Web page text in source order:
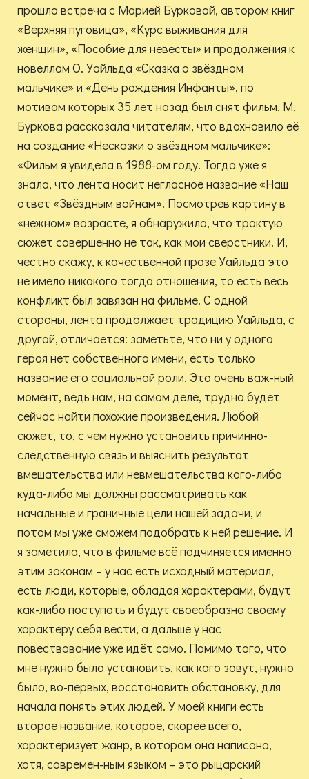
прошла встреча с Марией Бурковой, автором книг
«Верхняя пуговица», «Курс выживания для
женщин», «Пособие для невесты» и продолжения к
новеллам О. Уайльда «Сказка о звёздном
мальчике» и «День рождения Инфанты», по
мотивам которых 35 лет назад был снят фильм. М.
Буркова рассказала читателям, что вдохновило её
на создание «Несказки о звёздном мальчике»:
«Фильм я увидела в 1988-ом году. Тогда уже я
знала, что лента носит негласное название «Наш
ответ «Звёздным войнам». Посмотрев картину в
«нежном» возрасте, я обнаружила, что трактую
сюжет совершенно не так, как мои сверстники. И,
честно скажу, к качественной прозе Уайльда это
не имело никакого тогда отношения, то есть весь
конфликт был завязан на фильме. С одной
стороны, лента продолжает традицию Уайльда, с
другой, отличается: заметьте, что ни у одного
героя нет собственного имени, есть только
название его социальной роли. Это очень важ-ный
момент, ведь нам, на самом деле, трудно будет
сейчас найти похожие произведения. Любой
сюжет, то, с чем нужно установить причинно-
следственную связь и выяснить результат
вмешательства или невмешательства кого-либо
куда-либо мы должны рассматривать как
начальные и граничные цели нашей задачи, и
потом мы уже сможем подобрать к ней решение. И
я заметила, что в фильме всё подчиняется именно
этим законам – у нас есть исходный материал,
есть люди, которые, обладая характерами, будут
как-либо поступать и будут своеобразно своему
характеру себя вести, а дальше у нас
повествование уже идёт само. Помимо того, что
мне нужно было установить, как кого зовут, нужно
было, во-первых, восстановить обстановку, для
начала понять этих людей. У моей книги есть
второе название, которое, скорее всего,
характеризует жанр, в котором она написана,
хотя, современ-ным языком – это рыцарский